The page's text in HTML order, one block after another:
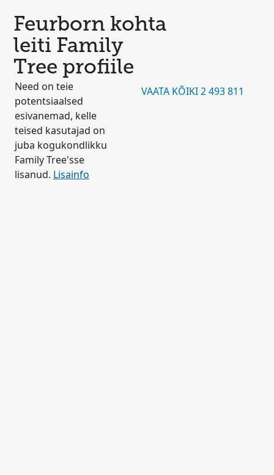
Feurborn kohta
leiti Family
Tree profiile
Need on teie
potentsiaalsed
esivanemad, kelle
teised kasutajad on
juba kogukondlikku
Family Tree'sse
lisanud. Lisainfo
VAATA KÕIKI 2 493 811